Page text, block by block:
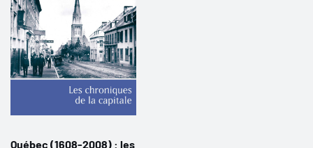
Québec (1608-2008) : les